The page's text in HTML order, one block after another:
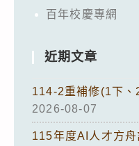
百年校慶專網
近期文章
114-2重補修(1下、
2026-08-07
115年度AI人才方舟